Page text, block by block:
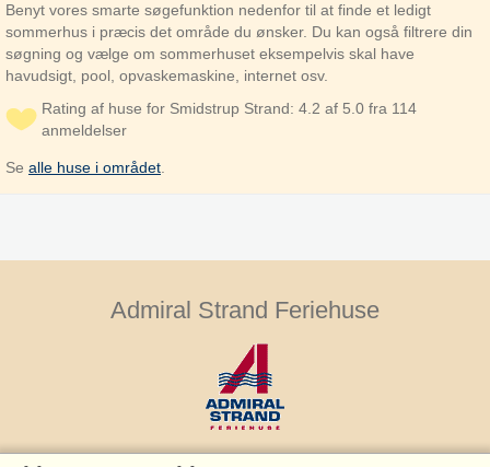
Benyt vores smarte søgefunktion nedenfor til at finde et ledigt
sommerhus i præcis det område du ønsker. Du kan også filtrere din
søgning og vælge om sommerhuset eksempelvis skal have
havudsigt, pool, opvaskemaskine, internet osv.
Rating af huse for Smidstrup Strand: 4.2 af 5.0 fra 114
anmeldelser
Se alle huse i området
Admiral Strand Feriehuse